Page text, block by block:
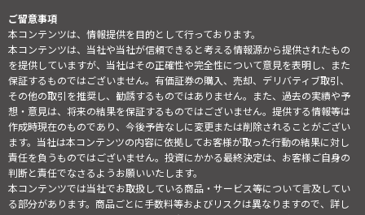
ご留意事項
本コンテンツは、情報提供を目的として行っております。
本コンテンツは、当社や当社が信頼できると考える情報源から提供されたもの
を提供していますが、当社はその正確性や完全性について意見を表明し、また
保証するものではございません。有価証券の購入、売却、デリバティブ取引、
その他の取引を推奨し、勧誘するものではありません。また、過去の実績や予
想・意見は、将来の結果を保証するものではございません。提供する情報等は
作成時現在のものであり、今後予告なしに変更または削除されることがござい
ます。当社は本コンテンツの内容に依拠してお客様が取った行動の結果に対し
責任を負うものではございません。投資にかかる最終決定は、お客様ご自身の
判断と責任でなさるようお願いいたします。
本コンテンツでは当社でお取扱している商品・サービス等について言及してい
る部分があります。商品ごとに手数料等およびリスクは異なりますので、詳し